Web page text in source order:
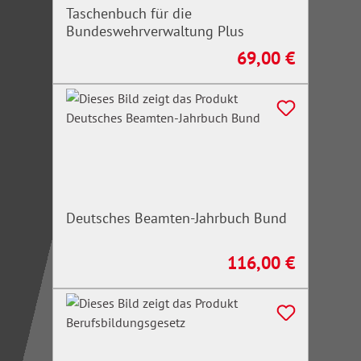
Taschenbuch für die
Bundeswehrverwaltung Plus
Regulärer Preis:
69,00 €
Deutsches Beamten-Jahrbuch Bund
Regulärer Preis:
116,00 €